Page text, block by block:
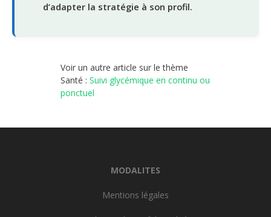
d’adapter la stratégie à son profil.
Voir un autre article sur le thème
Santé : Suivi glycémique en continu ou
ponctuel
MODALITES
Mentions légales